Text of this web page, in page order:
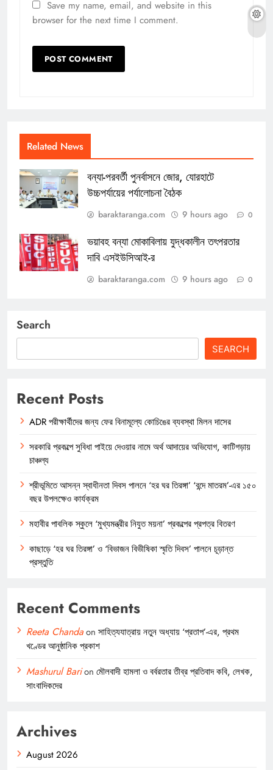
Save my name, email, and website in this
browser for the next time I comment.
Related News
বন্যা-পরবর্তী পুনর্বাসনে জোর, যোরহাটে
উচ্চপর্যায়ের পর্যালোচনা বৈঠক
baraktaranga.com 9 hours ago 0
ভয়াবহ বন্যা মোকাবিলায় যুদ্ধকালীন তৎপরতার
দাবি এসইউসিআই-র
baraktaranga.com 9 hours ago 0
Search
SEARCH
Recent Posts
ADR পরীক্ষার্থীদের জন্য ফের বিনামূল্যে কোচিঙের ব্যবস্থা মিলন দাসের
সরকারি প্রকল্পে সুবিধা পাইয়ে দেওয়ার নামে অর্থ আদায়ের অভিযোগ, কাটিগড়ায়
চাঞ্চল্য
শ্রীভূমিতে আসন্ন স্বাধীনতা দিবস পালনে ‘হর ঘর তিরঙ্গা’ ‘বন্দে মাতরম’-এর ১৫০
বছর উপলক্ষেও কার্যক্রম
মহাবীর পাবলিক স্কুলে ‘মুখ্যমন্ত্রীর নিযুত ময়না’ প্রকল্পের প্রপত্র বিতরণ
কাছাড়ে ‘হর ঘর তিরঙ্গা’ ও ‘বিভাজন বিভীষিকা স্মৃতি দিবস’ পালনে চূড়ান্ত
প্রস্তুতি
Recent Comments
Reeta Chandaon সাহিত্যযাত্রায় নতুন অধ্যায় ‘প্রতাপ’-এর, প্রথম
খণ্ডের আনুষ্ঠানিক প্রকাশ
Mashurul Barion মৌলবাদী হামলা ও বর্বরতার তীব্র প্রতিবাদ কবি, লেখক,
সাংবাদিকদের
Archives
August 2026